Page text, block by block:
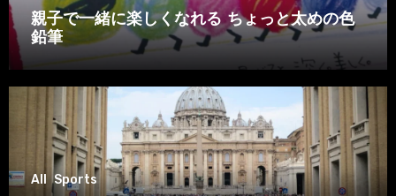
親子で一緒に楽しくなれる ちょっと太めの色
鉛筆
All Sports